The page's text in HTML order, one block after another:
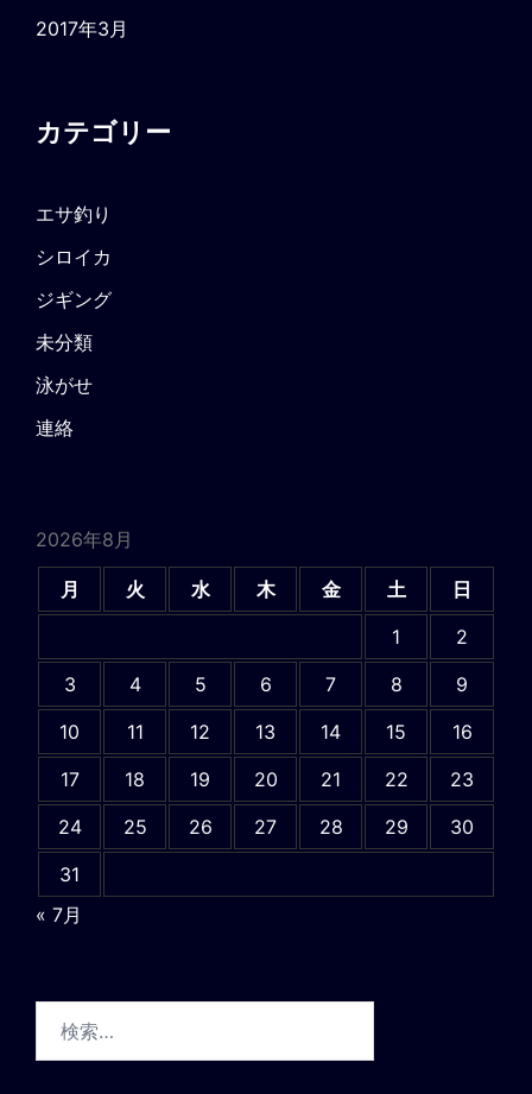
2017年3月
カテゴリー
エサ釣り
シロイカ
ジギング
未分類
泳がせ
連絡
2026年8月
月 火 水 木 金 土
日
1
2
3
4 5 6 7 8
9
10
11 12 13 14 15
16
17
18 19 20 21 22
23
24
25 26 27 28 29
30
31
« 7月